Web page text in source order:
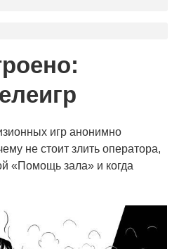
игр анонимно
не стоит злить оператора,
«Помощь зала» и когда